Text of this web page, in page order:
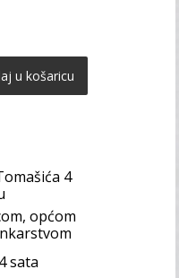
u košaricu
4
općom
sata